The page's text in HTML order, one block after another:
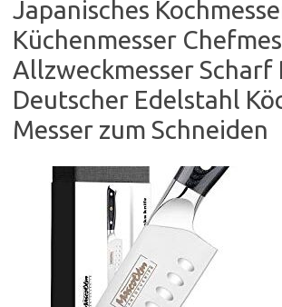
Japanisches
Küchenmesser
Allzweckmesser
Deutscher Edelstahl
Messer zum Schneiden